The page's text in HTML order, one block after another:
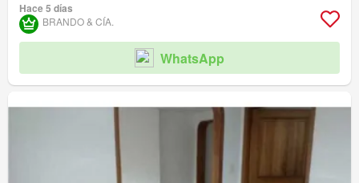
Hace 5 días
BRANDO & CÍA.
WhatsApp